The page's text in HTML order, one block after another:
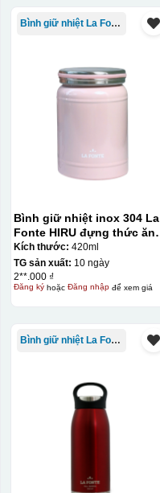
Bình giữ nhiệt La Fonte
Bình giữ nhiệt inox 304 La
Fonte HIRU đựng thức ăn
420 ml – 012348
Kích thước: 420ml
TG sản xuất: 10 ngày
2**.000 ₫
Đăng kýhoặc Đăng nhậpđể xem giá
Bình giữ nhiệt La Fonte